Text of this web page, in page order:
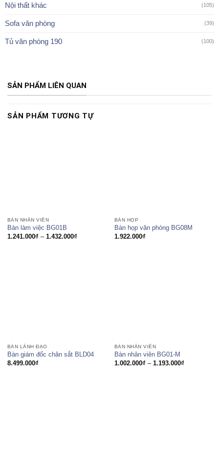
Nội thất khác (105)
Sofa văn phòng (39)
Tủ văn phòng 190 (100)
SẢN PHẨM LIÊN QUAN
SẢN PHẨM TƯƠNG TỰ
BÀN NHÂN VIÊN
Bàn làm việc BG01B
1.241.000₫ – 1.432.000₫Khoảng
BÀN HỌP
Bàn họp văn phòng BG08M
1.922.000₫
BÀN LÃNH ĐẠO
Bàn giám đốc chân sắt BLD04
8.499.000₫
BÀN NHÂN VIÊN
Bàn nhân viên BG01-M
1.002.000₫ – 1.193.000₫Khoảng